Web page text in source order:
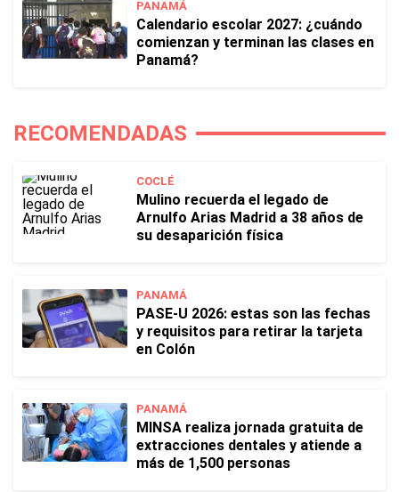
PANAMÁ
Calendario escolar 2027: ¿cuándo
comienzan y terminan las clases en
Panamá?
RECOMENDADAS
COCLÉ
Mulino recuerda el legado de
Arnulfo Arias Madrid a 38 años de
su desaparición física
PANAMÁ
PASE-U 2026: estas son las fechas
y requisitos para retirar la tarjeta
en Colón
PANAMÁ
MINSA realiza jornada gratuita de
extracciones dentales y atiende a
más de 1,500 personas